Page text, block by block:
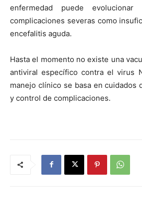
enfermedad puede evolucionar
complicaciones severas como
encefalitis aguda.
Hasta el momento no existe una
antiviral específico contra el virus
manejo clínico se basa en cuidados
y control de complicaciones.